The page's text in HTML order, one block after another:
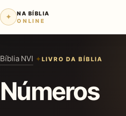
✦
NA BÍBLIA
ONLINE
Bíblia NVI LIVRO DA BÍBLIA
Números